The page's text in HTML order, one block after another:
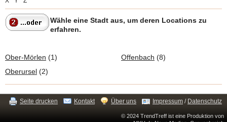
Wähle eine Stadt aus, um deren Locations zu
erfahren.
Ober-Mörlen (1)
Oberursel (2)
Offenbach (8)
Seite drucken Kontakt Über uns Impressum / Datenschutz
© 2024 TrendTreff ist eine Produktion von